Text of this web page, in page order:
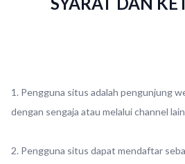
1. Pengguna situs adalah pengunjung
dengan sengaja atau melalui channel
2. Pengguna situs dapat mendaftar